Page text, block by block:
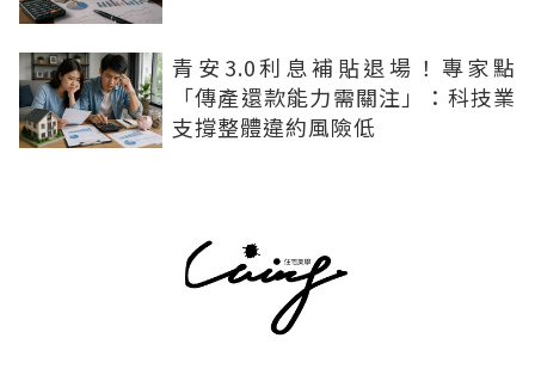
青安3.0利息補貼退場！專家點
「傳產還款能力需關注」：科技業
支撐整體違約風險低